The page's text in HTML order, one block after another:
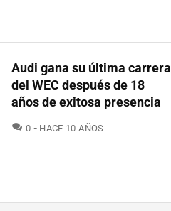
Audi gana su última carrera
del WEC después de 18
años de exitosa presencia
0 COMENTARIOS
HACE 10 AÑOS